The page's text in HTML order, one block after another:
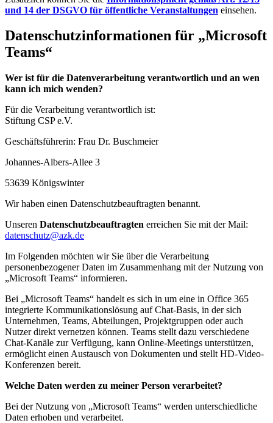
und 14 der DSGVO für öffentliche Veranstaltungen einsehen.
Datenschutzinformationen für „Microsoft
Teams“
Wer ist für die Datenverarbeitung verantwortlich und an wen
kann ich mich wenden?
Für die Verarbeitung verantwortlich ist:
Stiftung CSP e.V.
Geschäftsführerin: Frau Dr. Buschmeier
Johannes-Albers-Allee 3
53639 Königswinter
Wir haben einen Datenschutzbeauftragten benannt.
Unseren Datenschutzbeauftragten erreichen Sie mit der Mail:
datenschutz@azk.de
Im Folgenden möchten wir Sie über die Verarbeitung
personenbezogener Daten im Zusammenhang mit der Nutzung von
„Microsoft Teams“ informieren.
Bei „Microsoft Teams“ handelt es sich in um eine in Office 365
integrierte Kommunikationslösung auf Chat-Basis, in der sich
Unternehmen, Teams, Abteilungen, Projektgruppen oder auch
Nutzer direkt vernetzen können. Teams stellt dazu verschiedene
Chat-Kanäle zur Verfügung, kann Online-Meetings unterstützen,
ermöglicht einen Austausch von Dokumenten und stellt HD-Video-
Konferenzen bereit.
Welche Daten werden zu meiner Person verarbeitet?
Bei der Nutzung von „Microsoft Teams“ werden unterschiedliche
Daten erhoben und verarbeitet.